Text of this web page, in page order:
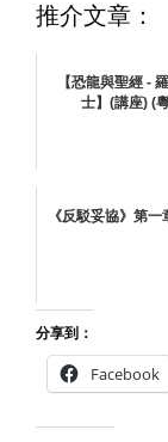
推介文章：
【恐龍與聖經 -
士】(講座) (
《反駁妥協》第
分享到：
Facebook